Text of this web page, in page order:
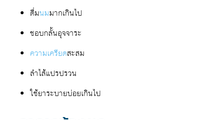
ดื่มนมมากเกินไป
ชอบกลั้นอุจจาระ
ความเครียดสะสม
ลำไส้แปรปรวน
ใช้ยาระบายบ่อยเกินไป